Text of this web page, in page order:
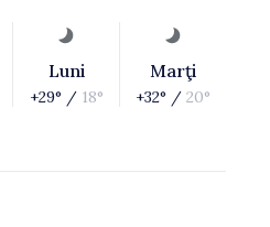
Luni
+29° / 18°
Marţi
+32° / 20°